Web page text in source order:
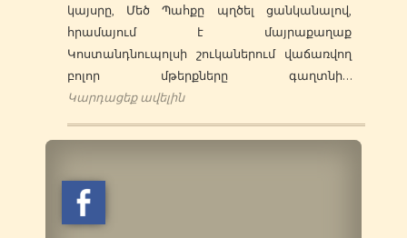
կայսրը, Մեծ Պահքը պղծել ցանկանալով,
հրամայում է մայրաքաղաք
Կոստանդնուպոլսի շուկաներում վաճառվող
բոլոր մթերքները գաղտնի…
Կարդացեք ավելին